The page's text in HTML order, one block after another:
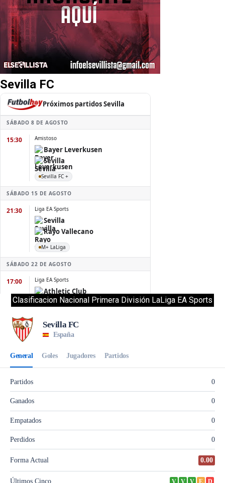
Sevilla FC
Clasificacion Nacional Primera División LaLiga EA Sports